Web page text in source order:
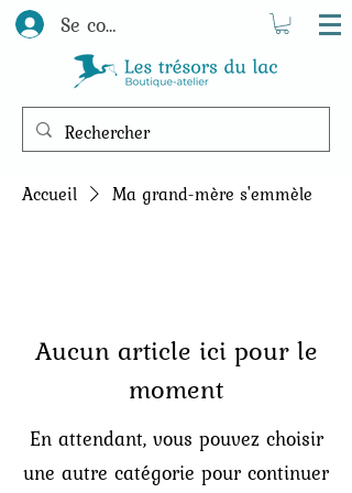
Se connecter
Accueil Ma grand-mère s'emmèle
Aucun article ici pour le
moment
En attendant, vous pouvez choisir
une autre catégorie pour continuer